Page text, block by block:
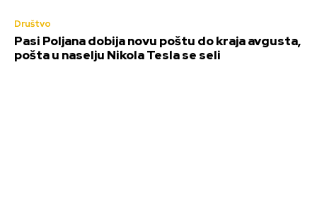
Društvo
Pasi Poljana dobija novu poštu do kraja avgusta,
pošta u naselju Nikola Tesla se seli